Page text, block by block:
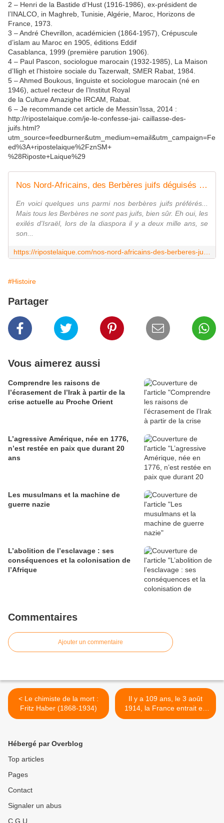
2 – Henri de la Bastide d’Hust (1916-1986), ex-président de
l’INALCO, in Maghreb, Tunisie, Algérie, Maroc , Horizons de
France, 1973.
3 – André Chevrillon, académicien (1864-1957), Crépuscule
d’islam au Maroc en 1905 , éditions Eddif
Casablanca, 1999 (première parution 1906).
4 – Paul Pascon, sociologue marocain (1932-1985),
La Maison
d’Iligh et l’histoire sociale du Tazerwalt, SMER Rabat, 1984.
5 – Ahmed Boukous, linguiste et sociologue marocain (né en
1946), actuel recteur de l’Institut Royal
de la Culture Amazighe IRCAM, Rabat.
6 – Je recommande cet article de Messin’Issa, 2014 :
http://ripostelaique.com/je-le-confesse-jai- caillasse-des-
juifs.html?
utm_source=feedburner&utm_medium=email&utm_campaign=Fe
ed%3A+ripostelaique%2FznSM+
%28Riposte+Laique%29
Nos Nord-Africains, des Berbères juifs déguisés en Arabes ?
En voici quelques uns parmi nos berbères juifs préférés...
Mais tous les Berbères ne sont pas juifs, bien sûr. Eh oui, les
exilés d'Israël, lors de la diaspora il y a deux mille ans, se
son...
#Histoire
Partager
Vous aimerez aussi
Comprendre les raisons de
l’écrasement de l’Irak à partir de la
crise actuelle au Proche Orient
L’agressive Amérique, née en 1776,
n’est restée en paix que durant 20
ans
Les musulmans et la machine de
guerre nazie
L’abolition de l’esclavage : ses
conséquences et la colonisation de
l’Afrique
Commentaires
Ajouter un commentaire
< Le chimiste de la mort :
Fritz Haber (1868-1934)
Il y a 109 ans, le 3 août
1914, la France entrait en
guerre >
Hébergé par Overblog
Top articles
Pages
Contact
Signaler un abus
C.G.U.